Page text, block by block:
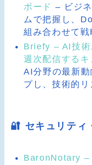
ボード – ビジ
ムで把握し、
組み合わせて
Briefy – AI技術
週次配信する
AI分野の最新動
プし、技術的
🔐 セキュリティ
BaronNotary –